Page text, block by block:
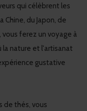
qui célèbrent les
Chine, du Japon, de
vous ferez un voyage à
la nature et l'artisanat
gustative
de thés, vous